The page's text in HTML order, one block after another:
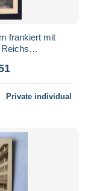
frankiert mit
Private individual